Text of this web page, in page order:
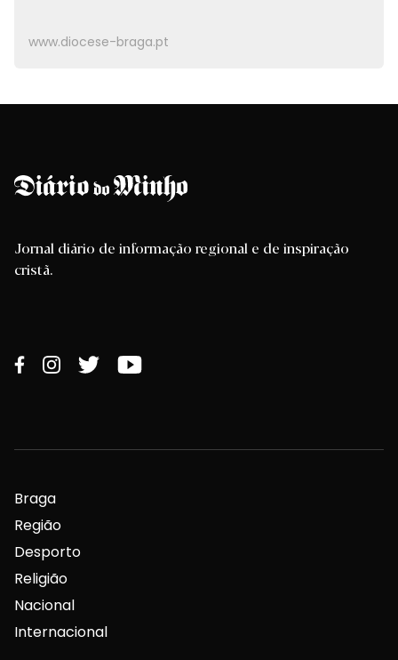
www.diocese-braga.pt
Jornal diário de informação regional e de inspiração
cristã.
Braga
Região
Desporto
Religião
Nacional
Internacional